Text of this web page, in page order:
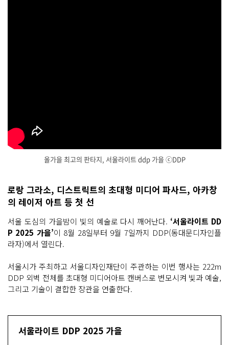
올가을 최고의 판타지, 서울라이트 ddp 가을 ⓒDDP
을 최
고
의 판
지, 서
울
라
이
트 d
을 ⓒ
D
D
P
로랑 그라소, 디스트릭트의 초대형 미디어 파사드, 아카창
의 레이저 아트 등 첫 선
서울 도심의 가을밤이 빛의 예술로 다시 깨어난다. ‘서울라이트 DD
P 2025 가을’이 8월 28일부터 9월 7일까지 DDP(동대문디자인플
라자)에서 열린다.
서울시가 주최하고 서울디자인재단이 주관하는 이번 행사는 222m
DDP 외벽 전체를 초대형 미디어아트 캔버스로 변모시켜 빛과 예술,
그리고 기술이 결합한 장관을 연출한다.
서울라이트 DDP 2025 가을